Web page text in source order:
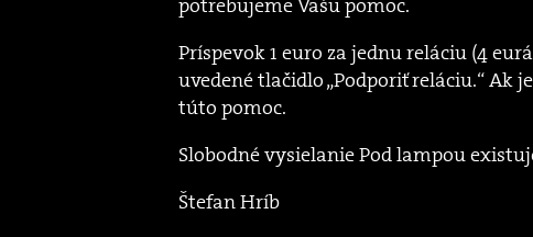
potrebujeme Vašu pomoc.
Príspevok 1 euro za jednu reláciu (4
uvedené tlačidlo „Podporiť reláciu.“ Ak
túto pomoc.
Slobodné vysielanie Pod lampou
Štefan Hríb